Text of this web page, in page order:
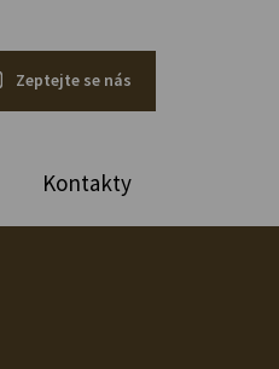
Zeptejte se nás
Kontakty